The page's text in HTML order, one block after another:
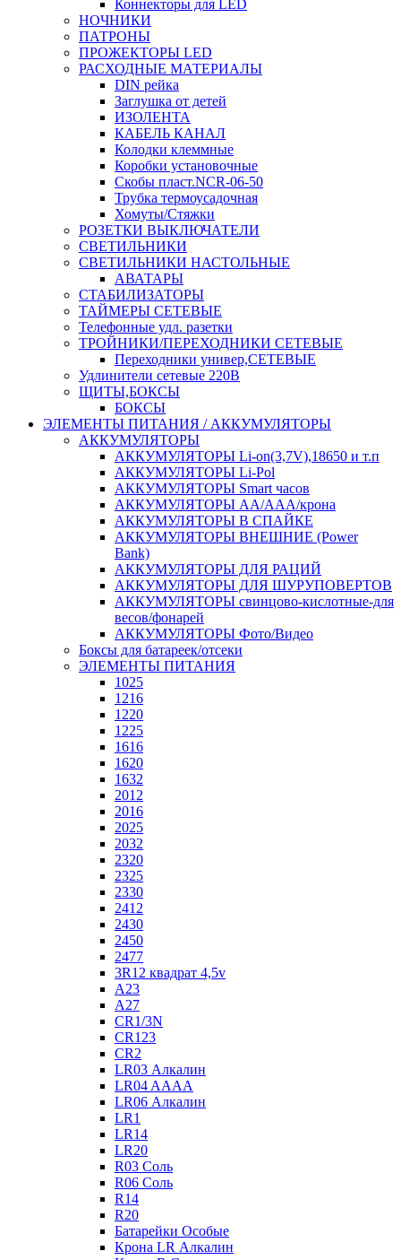
Коннекторы для LED
НОЧНИКИ
ПАТРОНЫ
ПРОЖЕКТОРЫ LED
РАСХОДНЫЕ МАТЕРИАЛЫ
DIN рейка
Заглушка от детей
ИЗОЛЕНТА
КАБЕЛЬ КАНАЛ
Колодки клеммные
Коробки установочные
Скобы пласт.NCR-06-50
Трубка термоусадочная
Хомуты/Стяжки
РОЗЕТКИ ВЫКЛЮЧАТЕЛИ
СВЕТИЛЬНИКИ
СВЕТИЛЬНИКИ НАСТОЛЬНЫЕ
АВАТАРЫ
СТАБИЛИЗАТОРЫ
ТАЙМЕРЫ СЕТЕВЫЕ
Телефонные удл. разетки
ТРОЙНИКИ/ПЕРЕХОДНИКИ СЕТЕВЫЕ
Переходники универ,СЕТЕВЫЕ
Удлинители сетевые 220В
ЩИТЫ,БОКСЫ
БОКСЫ
ЭЛЕМЕНТЫ ПИТАНИЯ / АККУМУЛЯТОРЫ
АККУМУЛЯТОРЫ
АККУМУЛЯТОРЫ Li-on(3,7V),18650 и т.п
АККУМУЛЯТОРЫ Li-Pol
АККУМУЛЯТОРЫ Smart часов
АККУМУЛЯТОРЫ АА/ААА/крона
АККУМУЛЯТОРЫ В СПАЙКЕ
АККУМУЛЯТОРЫ ВНЕШНИЕ (Power
Bank)
АККУМУЛЯТОРЫ ДЛЯ РАЦИЙ
АККУМУЛЯТОРЫ ДЛЯ ШУРУПОВЕРТОВ
АККУМУЛЯТОРЫ свинцово-кислотные-для
весов/фонарей
АККУМУЛЯТОРЫ Фото/Видео
Боксы для батареек/отсеки
ЭЛЕМЕНТЫ ПИТАНИЯ
1025
1216
1220
1225
1616
1620
1632
2012
2016
2025
2032
2320
2325
2330
2412
2430
2450
2477
3R12 квадрат 4,5v
A23
A27
CR1/3N
CR123
CR2
LR03 Алкалин
LR04 AAAA
LR06 Алкалин
LR1
LR14
LR20
R03 Соль
R06 Соль
R14
R20
Батарейки Особые
Крона LR Алкалин